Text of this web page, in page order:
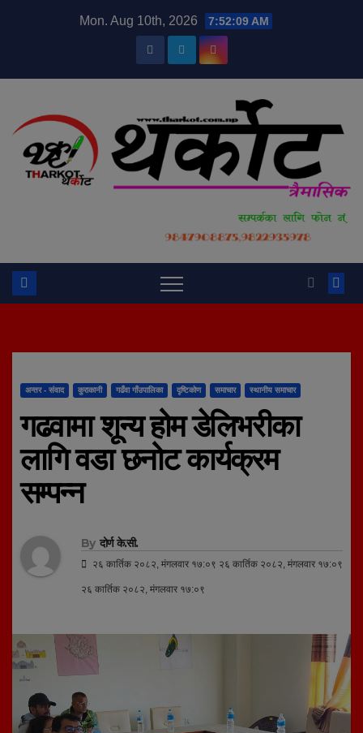
Mon. Aug 10th, 2026 7:52:09 AM
अन्तर - संवाद कुराकानी गढँवा गाँउपालिका दृष्टिकोण समाचार स्थानीय समाचार
गढवामा शून्य होम डेलिभरीका
लागि वडा छनोट कार्यक्रम
सम्पन्न
By दोर्ण के.सी.
२६ कार्तिक २०८२, मंगलवार १७:०९ २६ कार्तिक २०८२, मंगलवार १७:०९
२६ कार्तिक २०८२, मंगलवार १७:०९
modal-check